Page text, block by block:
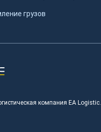
грузов
компания EA Logistic.